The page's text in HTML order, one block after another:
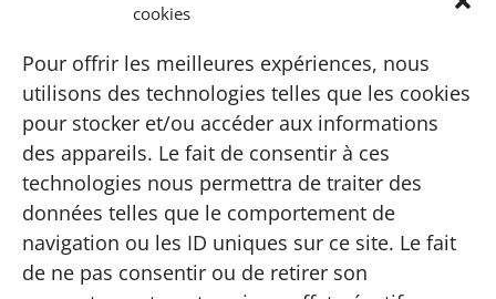
cookies
Pour offrir les meilleures expériences, nous
utilisons des technologies telles que les cookies
pour stocker et/ou accéder aux informations
des appareils. Le fait de consentir à ces
technologies nous permettra de traiter des
données telles que le comportement de
navigation ou les ID uniques sur ce site. Le fait
de ne pas consentir ou de retirer son
Tourisme
Informations
Contact
Carte
FAQ
Instagram
Conditions